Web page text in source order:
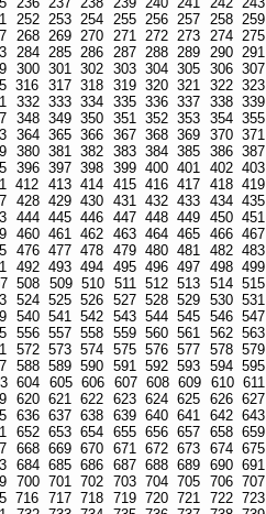
252 253 254 255 256 257 258 259
268 269 270 271 272 273 274 275
284 285 286 287 288 289 290 291
300 301 302 303 304 305 306 307
316 317 318 319 320 321 322 323
332 333 334 335 336 337 338 339
348 349 350 351 352 353 354 355
364 365 366 367 368 369 370 371
380 381 382 383 384 385 386 387
396 397 398 399 400 401 402 403
412 413 414 415 416 417 418 419
428 429 430 431 432 433 434 435
444 445 446 447 448 449 450 451
460 461 462 463 464 465 466 467
476 477 478 479 480 481 482 483
492 493 494 495 496 497 498 499
508 509 510 511 512 513 514 515
524 525 526 527 528 529 530 531
540 541 542 543 544 545 546 547
556 557 558 559 560 561 562 563
572 573 574 575 576 577 578 579
588 589 590 591 592 593 594 595
604 605 606 607 608 609 610 611
620 621 622 623 624 625 626 627
636 637 638 639 640 641 642 643
652 653 654 655 656 657 658 659
668 669 670 671 672 673 674 675
684 685 686 687 688 689 690 691
700 701 702 703 704 705 706 707
716 717 718 719 720 721 722 723